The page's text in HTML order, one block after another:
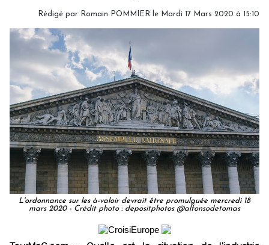
Rédigé par Romain POMMIER le Mardi 17 Mars 2020 à 15:10
L'ordonnance sur les à-valoir devrait être promulguée mercredi 18
mars 2020 - Crédit photo : depositphotos @alfonsodetomas